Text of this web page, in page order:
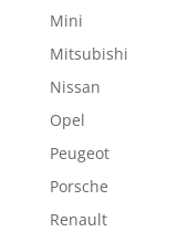
Mini
Mitsubishi
Nissan
Opel
Peugeot
Porsche
Renault